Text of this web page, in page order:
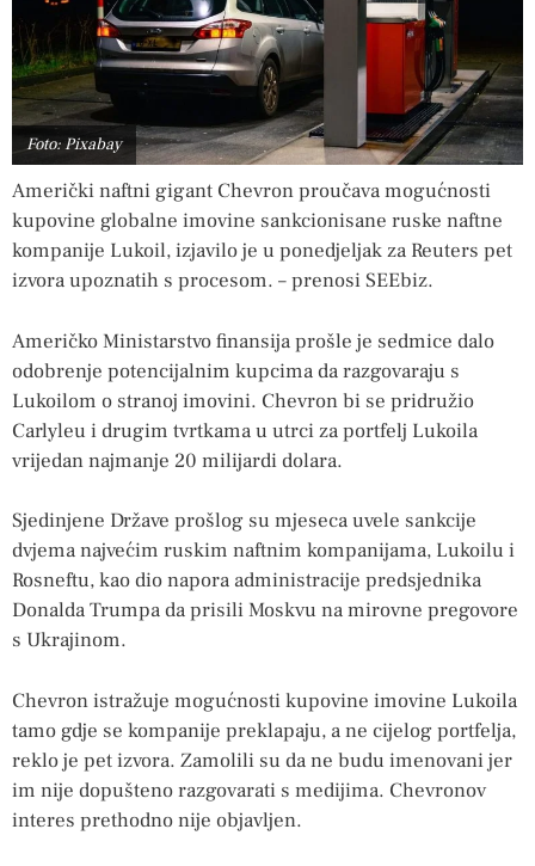
Foto: Pixabay
Američki naftni gigant Chevron proučava mogućnosti
kupovine globalne imovine sankcionisane ruske naftne
kompanije Lukoil, izjavilo je u ponedjeljak za Reuters pet
izvora upoznatih s procesom. – prenosi SEEbiz.
Američko Ministarstvo finansija prošle je sedmice dalo
odobrenje potencijalnim kupcima da razgovaraju s
Lukoilom o stranoj imovini. Chevron bi se pridružio
Carlyleu i drugim tvrtkama u utrci za portfelj Lukoila
vrijedan najmanje 20 milijardi dolara.
Sjedinjene Države prošlog su mjeseca uvele sankcije
dvjema najvećim ruskim naftnim kompanijama, Lukoilu i
Rosneftu, kao dio napora administracije predsjednika
Donalda Trumpa da prisili Moskvu na mirovne pregovore
s Ukrajinom.
Chevron istražuje mogućnosti kupovine imovine Lukoila
tamo gdje se kompanije preklapaju, a ne cijelog portfelja,
reklo je pet izvora. Zamolili su da ne budu imenovani jer
im nije dopušteno razgovarati s medijima. Chevronov
interes prethodno nije objavljen.